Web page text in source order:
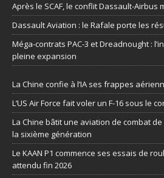
Après le SCAF, le conflit Dassault-Airbus
Dassault Aviation : le Rafale porte les
Méga-contrats PAC-3 et Dreadnought :
pleine expansion
La Chine confie à l’IA ses frappes
L’US Air Force fait voler un F-16 sous le
La Chine bâtit une aviation de combat
la sixième génération
Le KAAN P1 commence ses essais de
attendu fin 2026